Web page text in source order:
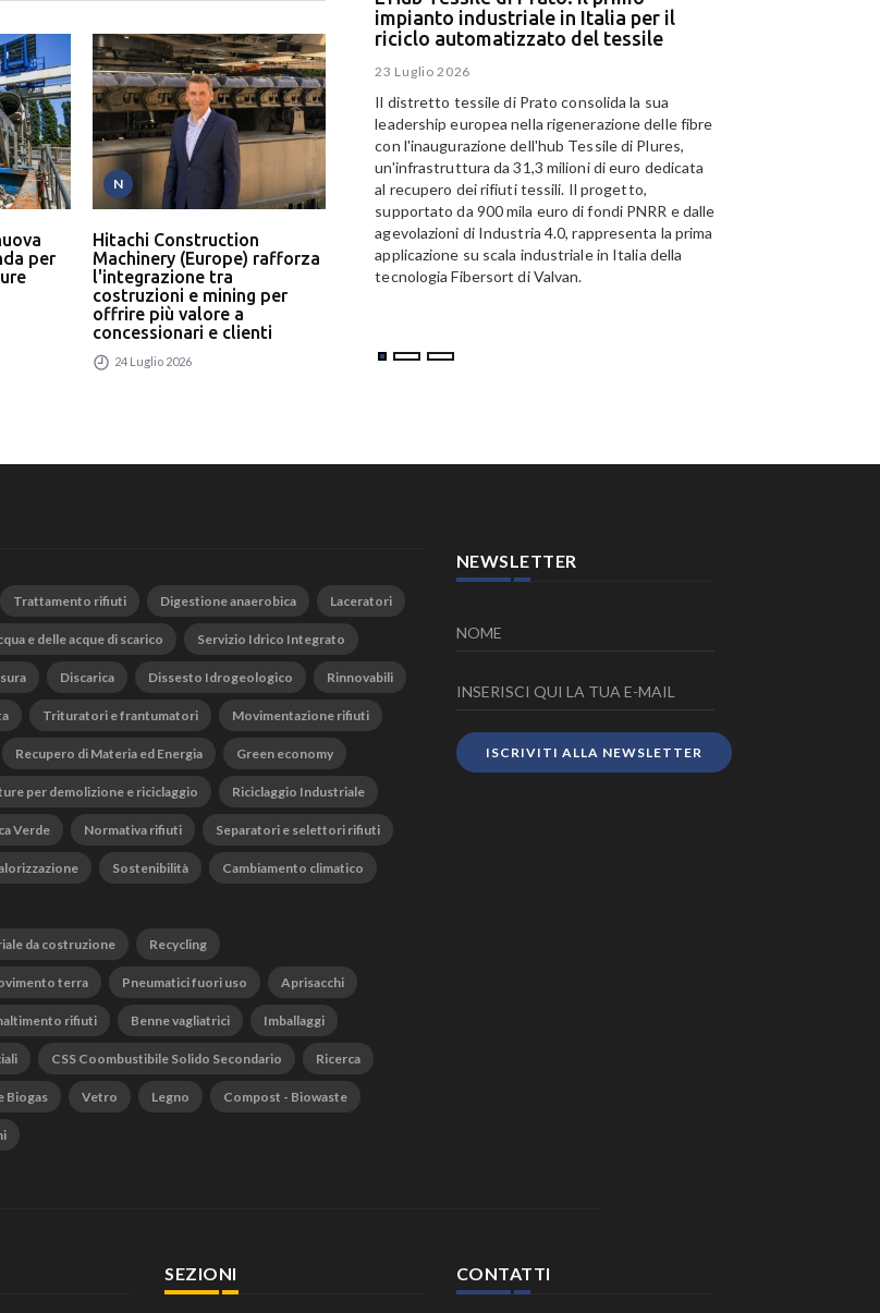
per
N
Hitachi Construction
Machinery (Europe) rafforza
l'integrazione tra
costruzioni e mining per
offrire più valore a
concessionari e clienti
24 Luglio 2026
T
L’Intelligenza Artificiale al
servizio del riciclo: a Catania
un polo tecnologico per il
I
impianto industriale in Italia per il
riciclo automatizzato del tessile
23 Luglio 2026
Il distretto tessile di Prato consolida la sua
leadership europea nella rigenerazione delle fibre
con l'inaugurazione dell'hub Tessile di Plures,
un'infrastruttura da 31,3 milioni di euro dedicata
al recupero dei rifiuti tessili. Il progetto,
supportato da 900 mila euro di fondi PNRR e dalle
agevolazioni di Industria 4.0, rappresenta la prima
applicazione su scala industriale in Italia della
tecnologia Fibersort di Valvan.
Trattamento rifiuti Digestione anaerobica Laceratori
e delle acque di scarico Servizio Idrico Integrato
Discarica Dissesto Idrogeologico Rinnovabili
Trituratori e frantumatori Movimentazione rifiuti
Recupero di Materia ed Energia Green economy
per demolizione e riciclaggio Riciclaggio Industriale
Verde Normativa rifiuti Separatori e selettori rifiuti
Sostenibilità Cambiamento climatico
da costruzione Recycling
terra Pneumatici fuori uso Aprisacchi
rifiuti Benne vagliatrici Imballaggi
CSS Coombustibile Solido Secondario Ricerca
Biogas Vetro Legno Compost - Biowaste
NEWSLETTER
ISCRIVITI ALLA NEWSLETTER
SEZIONI CONTATTI